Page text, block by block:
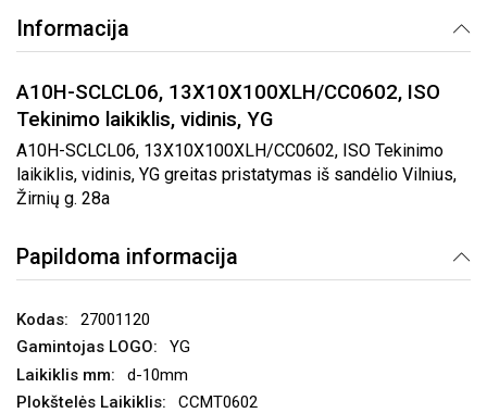
Informacija
A10H-SCLCL06, 13X10X100XLH/CC0602, ISO
Tekinimo laikiklis, vidinis, YG
A10H-SCLCL06, 13X10X100XLH/CC0602, ISO Tekinimo
laikiklis, vidinis, YG greitas pristatymas iš sandėlio Vilnius,
Žirnių g. 28a
Papildoma informacija
27001120
YG
d-10mm
CCMT0602